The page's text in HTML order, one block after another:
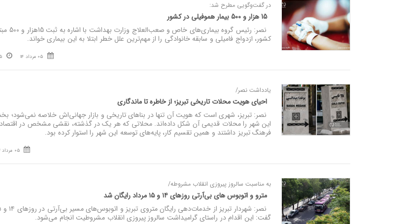
در گفت‌وگویی مطرح شد:
15 هزار و 500 بیمار هموفیلی در کشور
نصر: رئیس
کشور، ازدواج فامیلی و سابقه خانوادگی را از مهم‌ترین علل خطر ابتلا به این بیماری خواند.
05 مرداد 14
یادداشت نصر/
احیای هویت محلات تاریخی تبریز؛ از خاطره تا ماندگاری
نصر: تبریز، شهری است که هویت آن تنها در بناهای تاریخی و بازار جهانی‌اش خلاصه نمی‌شود؛
این شهر را محلات قدیمی آن شکل داده‌اند. محلاتی که هر یک در گذشته، نقشی مشخص در
فرهنگ تبریز داشتند و همین تقسیم کار، پایه‌های توسعه این شهر را استوار کرده بود.
05 مرداد 14
به مناسبت سالروز پیروزی انقلاب مشروطه/
مترو و اتوبوس‌ های بی‌آرتی روزهای ۱۴ و ۱۵ مرداد رایگان شد
گفت: این اقدام در راستای گرامیداشت سالروز پیروزی انقلاب مشروطیت انجام می‌شود.